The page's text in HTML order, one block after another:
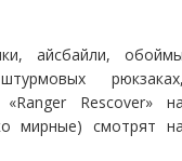
айсбайли,
Rescover»
мирные) смотрят